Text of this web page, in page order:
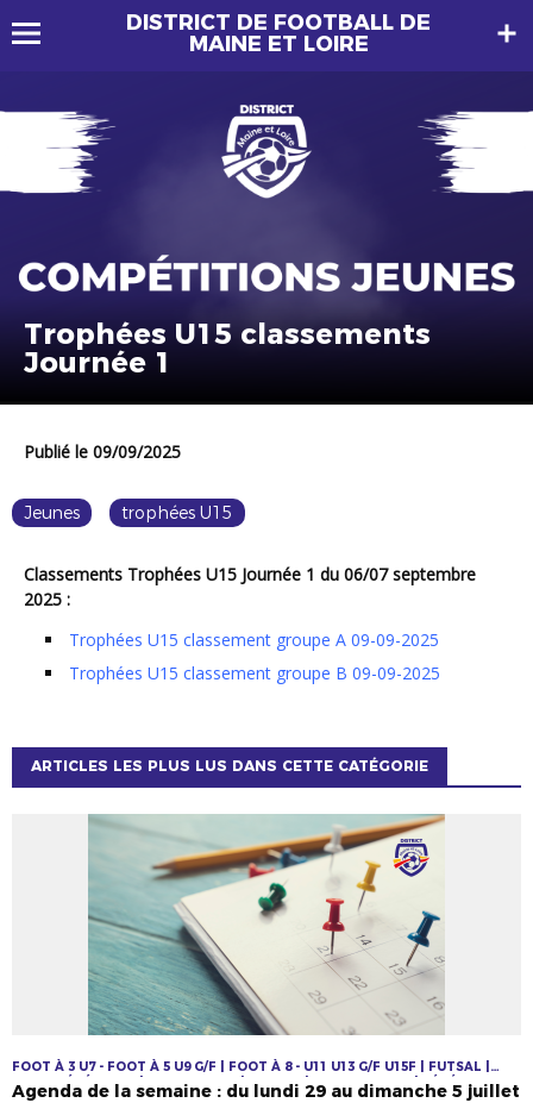
DISTRICT DE FOOTBALL DE
MAINE ET LOIRE
Trophées U15 classements
Journée 1
Publié le 09/09/2025
Jeunes trophées U15
Classements Trophées U15 Journée 1 du 06/07 septembre
2025 :
Trophées U15 classement groupe A 09-09-2025
Trophées U15 classement groupe B 09-09-2025
ARTICLES LES PLUS LUS DANS CETTE CATÉGORIE
FOOT À 3 U7 - FOOT À 5 U9 G/F | FOOT À 8 - U11 U13 G/F U15F | FUTSAL |
INFOS GÉNÉRALES | JEUNES F & M | LOISIRS | SENIORS F & M | VÉTÉRANS
Agenda de la semaine : du lundi 29 au dimanche 5 juillet